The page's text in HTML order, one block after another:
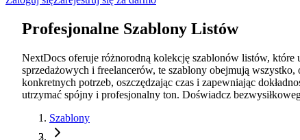
Profesjonalne Szablony Listów
NextDocs oferuje różnorodną kolekcję szablonów listów, które
sprzedażowych i freelancerów, te szablony obejmują
konkretnych potrzeb, oszczędzając czas i zapewniając
utrzymać spójny i profesjonalny ton. Doświadcz
Szablony